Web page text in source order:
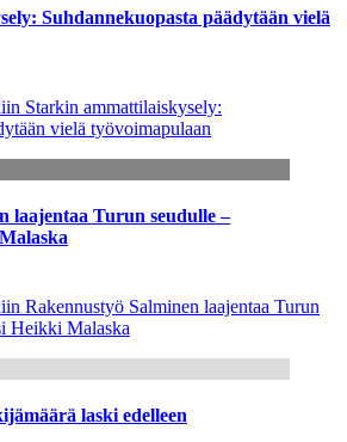
Suhdannekuopasta päädytään vielä
Starkin ammattilaiskysely:
vielä työvoimapulaan
laajentaa Turun seudulle –
Rakennustyö Salminen laajentaa Turun
Heikki Malaska
laski edelleen